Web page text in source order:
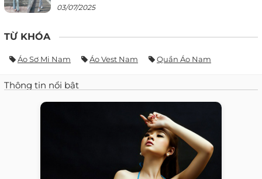
03/07/2025
TỪ KHÓA
Áo Sơ Mi Nam Áo Vest Nam Quần Áo Nam
Thông tin nổi bật